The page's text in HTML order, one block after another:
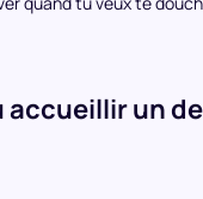
accueillir un